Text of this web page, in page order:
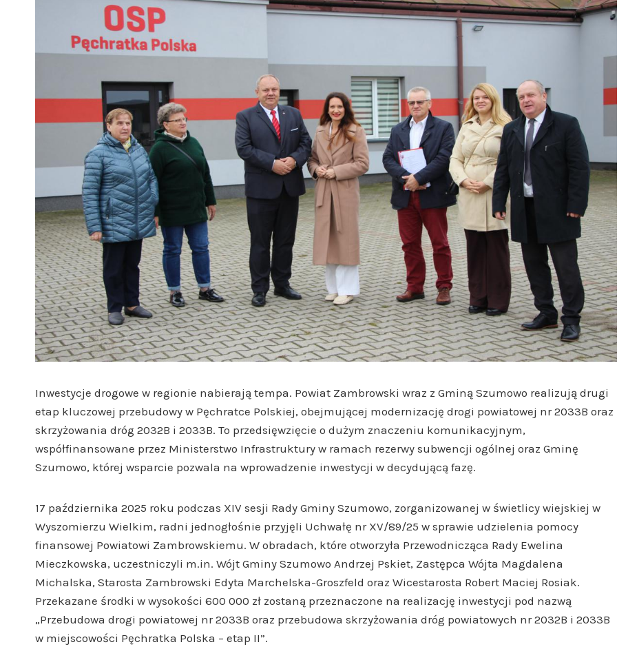
Inwestycje drogowe w regionie nabierają tempa. Powiat Zambrowski wraz z Gminą Szumowo realizują drugi
etap kluczowej przebudowy w Pęchratce Polskiej, obejmującej modernizację drogi powiatowej nr 2033B oraz
skrzyżowania dróg 2032B i 2033B. To przedsięwzięcie o dużym znaczeniu komunikacyjnym,
współfinansowane przez Ministerstwo Infrastruktury w ramach rezerwy subwencji ogólnej oraz Gminę
Szumowo, której wsparcie pozwala na wprowadzenie inwestycji w decydującą fazę.
17 października 2025 roku podczas XIV sesji Rady Gminy Szumowo, zorganizowanej w świetlicy wiejskiej w
Wyszomierzu Wielkim, radni jednogłośnie przyjęli Uchwałę nr XV/89/25 w sprawie udzielenia pomocy
finansowej Powiatowi Zambrowskiemu. W obradach, które otworzyła Przewodnicząca Rady Ewelina
Mieczkowska, uczestniczyli m.in. Wójt Gminy Szumowo Andrzej Pskiet, Zastępca Wójta Magdalena
Michalska, Starosta Zambrowski Edyta Marchelska-Groszfeld oraz Wicestarosta Robert Maciej Rosiak.
Przekazane środki w wysokości 600 000 zł zostaną przeznaczone na realizację inwestycji pod nazwą
„Przebudowa drogi powiatowej nr 2033B oraz przebudowa skrzyżowania dróg powiatowych nr 2032B i 2033B
w miejscowości Pęchratka Polska – etap II”.